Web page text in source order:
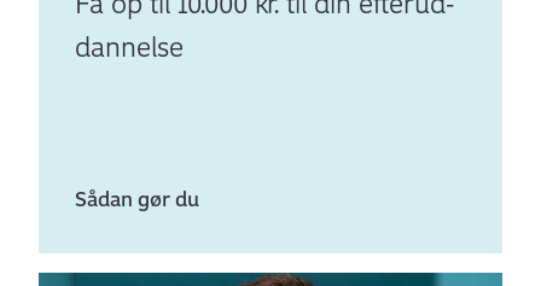
dan­nelse
Sådan gør du